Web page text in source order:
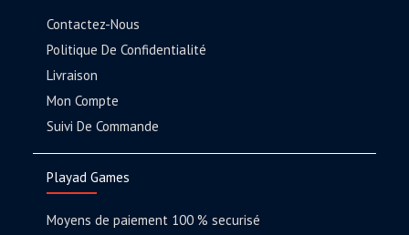
Contactez-Nous
Politique De Confidentialité
Livraison
Mon Compte
Suivi De Commande
Playad Games
Moyens de paiement 100 % securisé